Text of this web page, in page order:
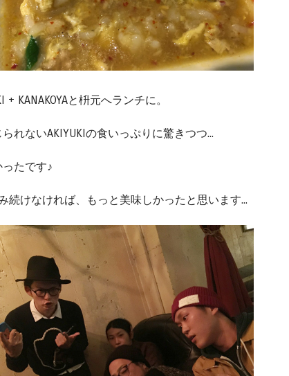
+ KANAKOYAと枡元へランチに。
れないAKIYUKIの食いっぷりに驚きつつ...
たです♪
続けなければ、もっと美味しかったと思います...